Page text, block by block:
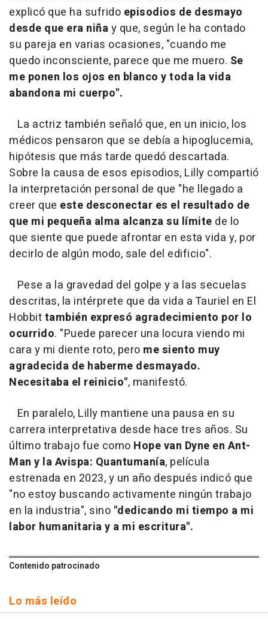
explicó que ha sufrido episodios de desmayo
desde que era niñay que, según le ha contado
su pareja en varias ocasiones, "cuando me
quedo inconsciente, parece que me muero. Se
me ponen los ojos en blanco y toda la vida
abandona mi cuerpo".
La actriz también señaló que, en un inicio, los
médicos pensaron que se debía a hipoglucemia,
hipótesis que más tarde quedó descartada.
Sobre la causa de esos episodios, Lilly compartió
la interpretación personal de que "he llegado a
creer que este desconectar es el resultado de
que mi pequeña alma alcanza su límite de lo
que siente que puede afrontar en esta vida y, por
decirlo de algún modo, sale del edificio".
Pese a la gravedad del golpe y a las secuelas
descritas, la intérprete que da vida a Tauriel en El
Hobbittambién expresó agradecimiento por lo
ocurrido. "Puede parecer una locura viendo mi
cara y mi diente roto, pero me siento muy
agradecida de haberme desmayado.
Necesitaba el reinicio", manifestó.
En paralelo, Lilly mantiene una pausa en su
carrera interpretativa desde hace tres años. Su
último trabajo fue como Hope van Dyne en Ant-
Man y la Avispa: Quantumanía, película
estrenada en 2023, y un año después indicó que
"no estoy buscando activamente ningún trabajo
en la industria", sino "dedicando mi tiempo a mi
labor humanitaria y a mi escritura".
Contenido patrocinado
Lo más leído